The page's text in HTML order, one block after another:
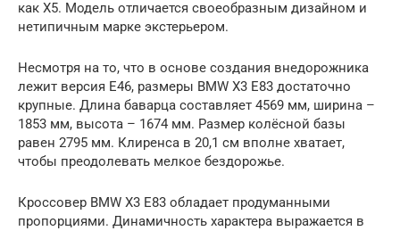
как Х5. Модель отличается своеобразным дизайном и
нетипичным марке экстерьером.
Несмотря на то, что в основе создания внедорожника
лежит версия Е46, размеры BMW X3 E83 достаточно
крупные. Длина баварца составляет 4569 мм, ширина –
1853 мм, высота – 1674 мм. Размер колёсной базы
равен 2795 мм. Клиренса в 20,1 см вполне хватает,
чтобы преодолевать мелкое бездорожье.
Кроссовер BMW X3 E83 обладает продуманными
пропорциями. Динамичность характера выражается в